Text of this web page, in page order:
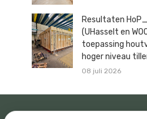
Resultaten
(UHasselt en
toepassing
hoger niveau
08 juli 2026